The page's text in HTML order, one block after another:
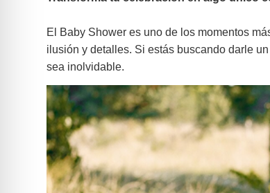
El Baby Shower es uno de los momentos
ilusión y detalles. Si estás buscando darle
sea inolvidable.